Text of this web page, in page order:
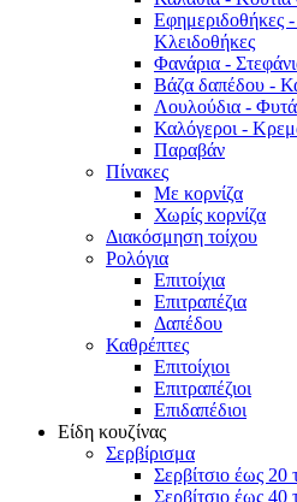
Εφημεριδοθήκες
Κλειδοθήκες
Φανάρια -
Βάζα δαπέδου -
Λουλούδια - Φυτά
Καλόγεροι -
Παραβάν
Πίνακες
Με κορνίζα
Χωρίς κορνίζα
Διακόσμηση τοίχου
Ρολόγια
Επιτοίχια
Επιτραπέζια
Δαπέδου
Καθρέπτες
Επιτοίχιοι
Επιτραπέζιοι
Επιδαπέδιοι
Είδη κουζίνας
Σερβίρισμα
Σερβίτσιο έως 20
Σερβίτσιο έως 40